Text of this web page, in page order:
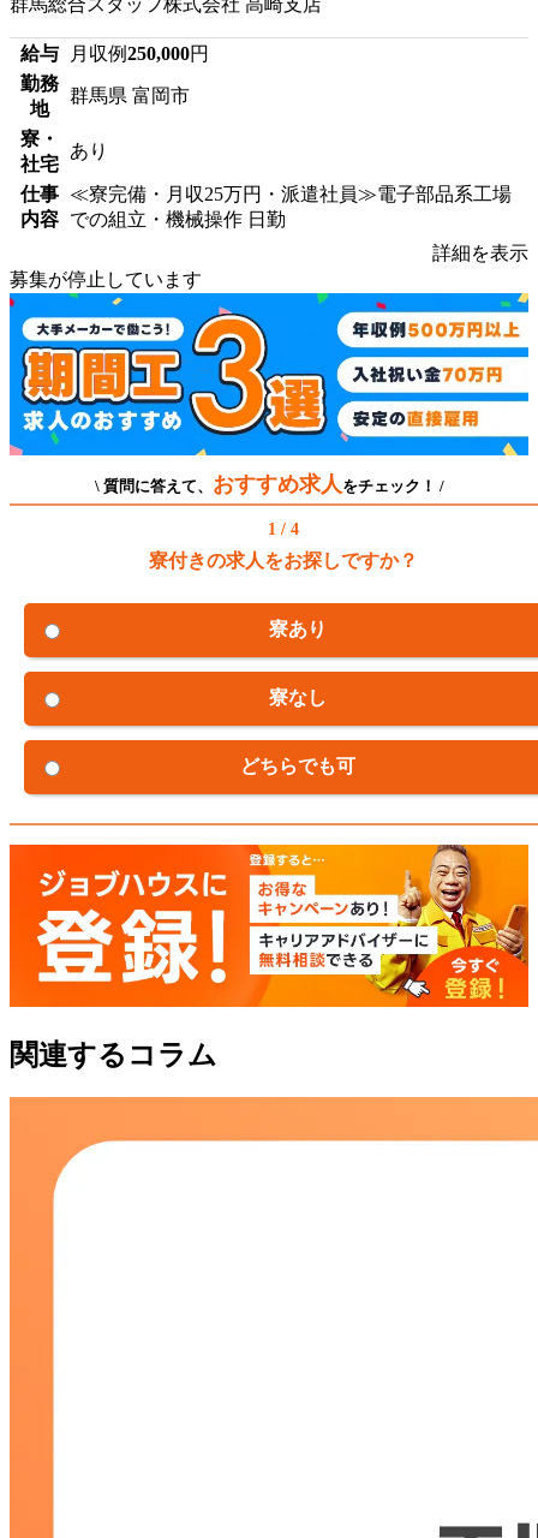
給与 月収例250,000円
勤務
地
群馬県 富岡市
寮・
社宅
あり
仕事
内容
≪寮完備・月収25万円・派遣社員≫電子部品系工場
での組立・機械操作 日勤
詳細を表示
募集が停止しています
\ 質問に答えて、 おすすめ求人 をチェック！ /
1 / 4
寮付きの求人をお探しですか？
寮あり
寮なし
どちらでも可
関連するコラム